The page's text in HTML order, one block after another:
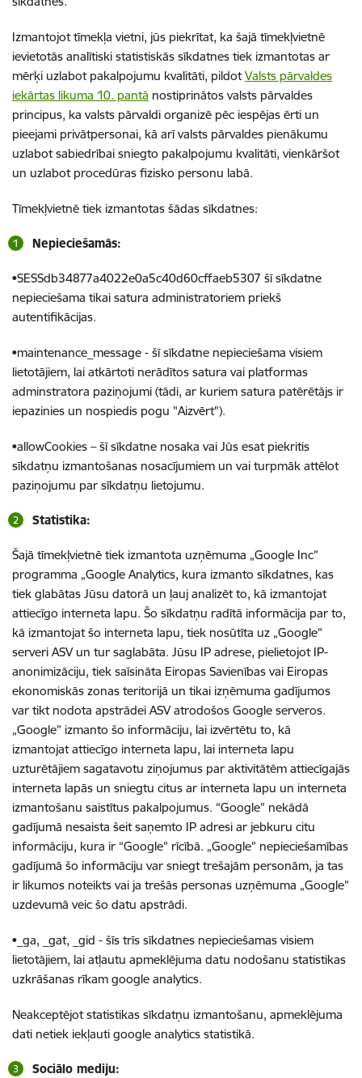
Izmantojot tīmekļa vietni, jūs piekrītat, ka šajā tīmekļvietnē
ievietotās analītiski statistiskās sīkdatnes tiek izmantotas ar
mērķi uzlabot pakalpojumu kvalitāti, pildotValsts pārvaldes
iekārtas likuma 10. pantā nostiprinātos valsts pārvaldes
principus, ka valsts pārvaldi organizē pēc iespējas ērti un
pieejami privātpersonai, kā arī valsts pārvaldes pienākumu
uzlabot sabiedrībai sniegto pakalpojumu kvalitāti, vienkāršot
un uzlabot procedūras fizisko personu labā.
Tīmekļvietnē tiek izmantotas šādas sīkdatnes:
Nepieciešamās:
•SESSdb34877a4022e0a5c40d60cffaeb5307 šī sīkdatne
nepieciešama tikai satura administratoriem priekš
autentifikācijas.
•maintenance_message - šī sīkdatne nepieciešama visiem
lietotājiem, lai atkārtoti nerādītos satura vai platformas
adminstratora paziņojumi (tādi, ar kuriem satura patērētājs ir
iepazinies un nospiedis pogu "Aizvērt").
•allowCookies – šī sīkdatne nosaka vai Jūs esat piekritis
sīkdatņu izmantošanas nosacījumiem un vai turpmāk attēlot
paziņojumu par sīkdatņu lietojumu.
Statistika:
Šajā tīmekļvietnē tiek izmantota uzņēmuma „Google Inc”
programma „Google Analytics, kura izmanto sīkdatnes, kas
tiek glabātas Jūsu datorā un ļauj analizēt to, kā izmantojat
attiecīgo interneta lapu. Šo sīkdatņu radītā informācija par to,
kā izmantojat šo interneta lapu, tiek nosūtīta uz „Google”
serveri ASV un tur saglabāta. Jūsu IP adrese, pielietojot IP-
anonimizāciju, tiek saīsināta Eiropas Savienības vai Eiropas
ekonomiskās zonas teritorijā un tikai izņēmuma gadījumos
var tikt nodota apstrādei ASV atrodošos Google serveros.
„Google” izmanto šo informāciju, lai izvērtētu to, kā
izmantojat attiecīgo interneta lapu, lai interneta lapu
uzturētājiem sagatavotu ziņojumus par aktivitātēm attiecīgajās
interneta lapās un sniegtu citus ar interneta lapu un interneta
izmantošanu saistītus pakalpojumus. “Google” nekādā
gadījumā nesaista šeit saņemto IP adresi ar jebkuru citu
informāciju, kura ir “Google” rīcībā. „Google” nepieciešamības
gadījumā šo informāciju var sniegt trešajām personām, ja tas
ir likumos noteikts vai ja trešās personas uzņēmuma „Google”
uzdevumā veic šo datu apstrādi.
•_ga, _gat, _gid - šīs trīs sīkdatnes nepieciešamas visiem
lietotājiem, lai atļautu apmeklējuma datu nodošanu statistikas
uzkrāšanas rīkam google analytics.
Neakceptējot statistikas sīkdatņu izmantošanu, apmeklējuma
dati netiek iekļauti google analytics statistikā.
Sociālo mediju: